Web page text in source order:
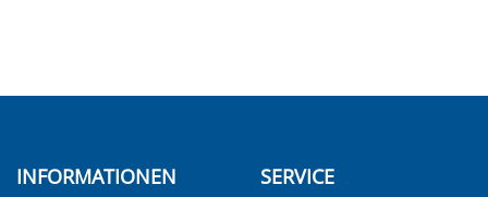
INFORMATIONEN SERVICE